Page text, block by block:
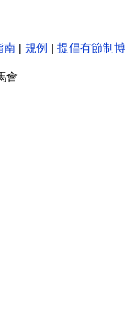
南 | 規例 | 提倡有節制博
會